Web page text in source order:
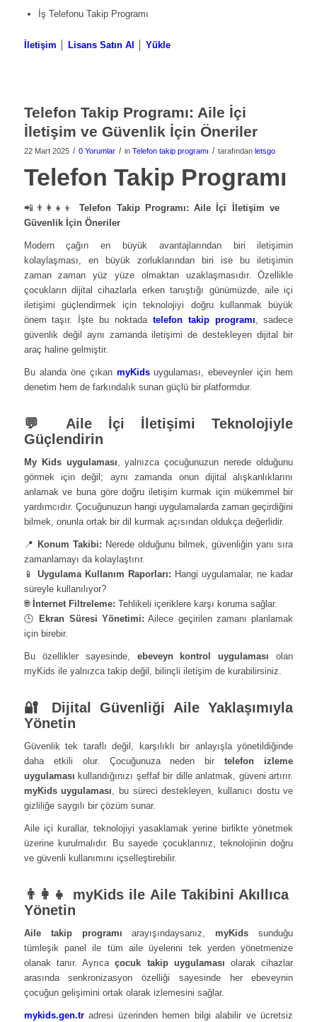
İş Telefonu Takip Programı
İletişim Lisans Satın Al Yükle
Telefon Takip Programı: Aile İçi
İletişim ve Güvenlik İçin Öneriler
22 Mart 2025 / 0 Yorumlar / in Telefon takip programı / tarafından letsgo
Telefon Takip Programı
📲👨‍👩‍👧‍👦Telefon Takip Programı: Aile İçi İletişim ve
Güvenlik İçin Öneriler
Modern çağın en büyük avantajlarından biri iletişimin
kolaylaşması, en büyük zorluklarından biri ise bu iletişimin
zaman zaman yüz yüze olmaktan uzaklaşmasıdır. Özellikle
çocukların dijital cihazlarla erken tanıştığı günümüzde, aile içi
iletişimi güçlendirmek için teknolojiyi doğru kullanmak büyük
önem taşır. İşte bu noktada telefon takip programı , sadece
güvenlik değil aynı zamanda iletişimi de destekleyen dijital bir
araç haline gelmiştir.
Bu alanda öne çıkan myKidsuygulaması, ebeveynler için hem
denetim hem de farkındalık sunan güçlü bir platformdur.
💬 Aile İçi İletişimi Teknolojiyle
Güçlendirin
My Kids uygulaması , yalnızca çocuğunuzun nerede olduğunu
görmek için değil; aynı zamanda onun dijital alışkanlıklarını
anlamak ve buna göre doğru iletişim kurmak için mükemmel bir
yardımcıdır. Çocuğunuzun hangi uygulamalarda zaman geçirdiğini
bilmek, onunla ortak bir dil kurmak açısından oldukça değerlidir.
📍 Konum Takibi: Nerede olduğunu bilmek, güvenliğin yanı sıra
zamanlamayı da kolaylaştırır.
📱 Uygulama Kullanım Raporları: Hangi uygulamalar, ne kadar
süreyle kullanılıyor?
🌐 İnternet Filtreleme: Tehlikeli içeriklere karşı koruma sağlar.
🕒
Ekran Süresi Yönetimi: Ailece geçirilen zamanı planlamak
için birebir.
Bu özellikler sayesinde, ebeveyn kontrol uygulaması olan
myKids ile yalnızca takip değil, bilinçli iletişim de kurabilirsiniz.
🔐 Dijital Güvenliği Aile Yaklaşımıyla
Yönetin
Güvenlik tek taraflı değil, karşılıklı bir anlayışla yönetildiğinde
daha etkili olur. Çocuğunuza neden birtelefon izleme
uygulaması kullandığınızı şeffaf bir dille anlatmak, güveni artırır.
myKids uygulaması, bu süreci destekleyen, kullanıcı dostu ve
gizliliğe saygılı bir çözüm sunar.
Aile içi kurallar, teknolojiyi yasaklamak yerine birlikte yönetmek
üzerine kurulmalıdır. Bu sayede çocuklarınız, teknolojinin doğru
ve güvenli kullanımını içselleştirebilir.
👨‍👩‍👧 myKids ile Aile Takibini Akıllıca
Yönetin
Aile takip programı arayışındaysanız, myKids sunduğu
tümleşik panel ile tüm aile üyelerini tek yerden yönetmenize
olanak tanır. Ayrıcaçocuk takip uygulaması olarak cihazlar
arasında senkronizasyon özelliği sayesinde her ebeveynin
çocuğun gelişimini ortak olarak izlemesini sağlar.
mykids.gen.tradresi üzerinden hemen bilgi alabilir ve ücretsiz